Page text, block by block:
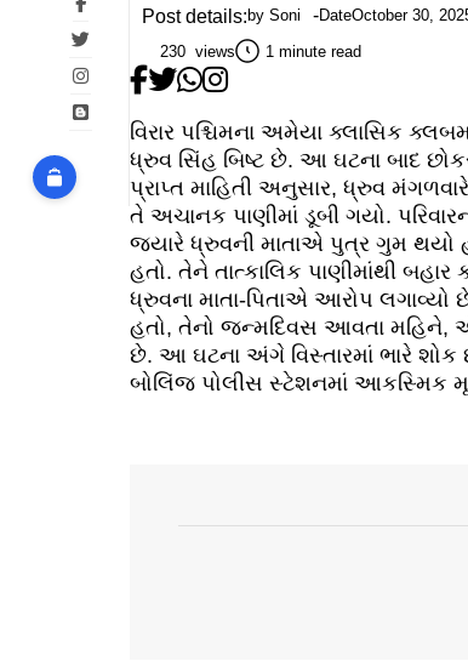
Post details: by Soni DateOctober 30,
230 views
1 minute read
વિરાર પશ્ચિમના અમેયા ક્લાસિક
ધ્રુવ સિંહ બિષ્ટ છે. આ ઘટના બાદ
પ્રાપ્ત માહિતી અનુસાર, ધ્રુવ
તે અચાનક પાણીમાં ડૂબી ગયો.
જ્યારે ધ્રુવની માતાએ પુત્ર ગુમ થયો
હતો. તેને તાત્કાલિક પાણીમાંથી
ધ્રુવના માતા-પિતાએ આરોપ
હતો, તેનો જન્મદિવસ આવતા મહિને,
છે. આ ઘટના અંગે વિસ્તારમાં ભારે શોક
બોલિંજ પોલીસ સ્ટેશનમાં આકસ્મિક